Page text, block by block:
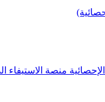
منصة الاستيفاء